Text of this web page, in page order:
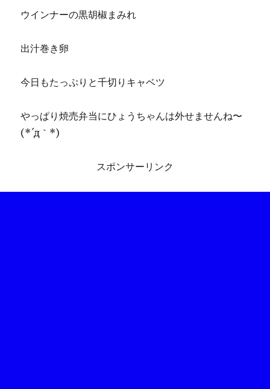
ウインナーの黒胡椒まみれ
出汁巻き卵
今日もたっぷりと千切りキャベツ
やっぱり焼売弁当にひょうちゃんは外せませんね〜
(*´д｀*)
スポンサーリンク